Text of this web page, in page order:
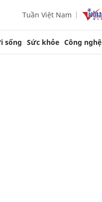
Tuần Việt Nam
sống Sức khỏe Công nghệ